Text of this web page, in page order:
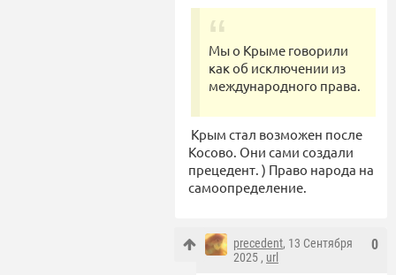
Мы о Крыме говорили
как об исключении из
международного права.
Крым стал возможен после
Косово. Они сами создали
прецедент. ) Право народа на
самоопределение.
0
precedent, 13 Сентября
2025 , url